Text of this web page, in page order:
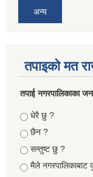
अन्य
तपाइको मत
तपा‌ई नगरपालिकाका
Choices
धेरै छु ?
छैन ?
सन्तुष्ट छु ?
मैले